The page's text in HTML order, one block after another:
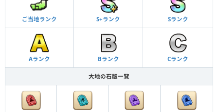
ご当地ランク S+ランク Sランク
Aランク Bランク Cランク
大地の石版一覧